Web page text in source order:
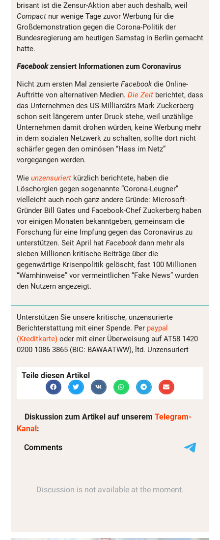
brisant ist die Zensur-Aktion aber auch deshalb, weil
Compact nur wenige Tage zuvor Werbung für die
Großdemonstration gegen die Corona-Politik der
Bundesregierung am heutigen Samstag in Berlin gemacht
hatte.
Facebookzensiert Informationen zum Coronavirus
Nicht zum ersten Mal zensierte Facebookdie Online-
Auftritte von alternativen Medien. Die Zeit berichtet, dass
das Unternehmen des US-Milliardärs Mark Zuckerberg
schon seit längerem unter Druck stehe, weil unzählige
Unternehmen damit drohen würden, keine Werbung mehr
in dem sozialen Netzwerk zu schalten, sollte dort nicht
schärfer gegen den ominösen “Hass im Netz”
vorgegangen werden.
Wie unzensuriert kürzlich berichtete, haben die
Löschorgien gegen sogenannte “Corona-Leugner”
vielleicht auch noch ganz andere Gründe: Microsoft-
Gründer Bill Gates und Facebook-Chef Zuckerberg haben
vor einigen Monaten bekanntgeben, gemeinsam die
Forschung für eine Impfung gegen das Coronavirus zu
unterstützen. Seit April hat Facebookdann mehr als
sieben Millionen kritische Beiträge über die
gegenwärtige Krisenpolitik gelöscht, fast 100 Millionen
“Warnhinweise” vor vermeintlichen “Fake News” wurden
den Nutzern angezeigt.
Unterstützen Sie unsere kritische, unzensurierte
Berichterstattung mit einer Spende. Per paypal
(Kreditkarte) oder mit einer Überweisung auf AT58 1420
0200 1086 3865 (BIC: BAWAATWW), ltd. Unzensuriert
Teile diesen Artikel
Diskussion zum Artikel auf unserem Telegram-
Kanal: